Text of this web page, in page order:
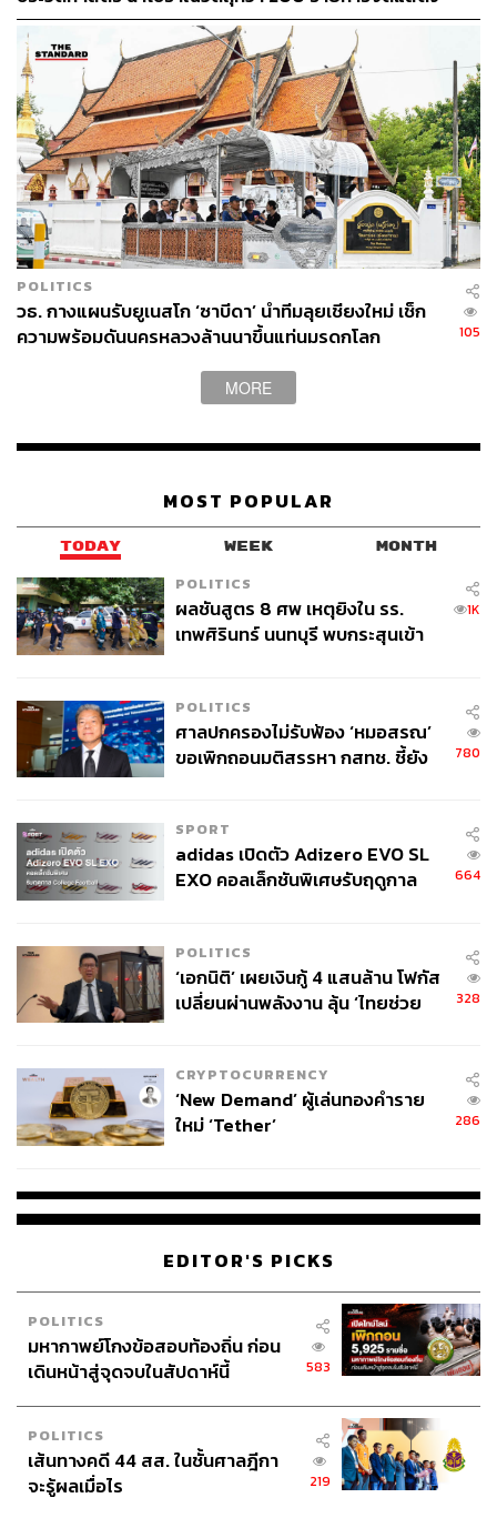
TAGS: การเมือง กรมศิลปากร
การชุมนุมทางการเมือง
มหาวิทยาลัยศิลปากร
65
THE STANDARD TEAM
กองบรรณาธิการ THE STANDARD
ชาติกล้า สำเนียงแจ่ม
STANDARD
ตั้งเป้าผู้ชม 1 แสนคน
POLITICS
วธ. กางแผนรับยูเนสโก ‘ซาบีดา’ นำทีมลุยเชียงใหม่ เช็ก
ความพร้อมดันนครหลวงล้านนาขึ้นแท่นมรดกโลก
105
MORE
MOST POPULAR
TODAY WEEK MONTH
POLITICS
ผลชันสูตร 8 ศพ เหตุยิงใน รร.
เทพศิรินทร์ นนทบุรี พบกระสุนเข้า
1K
POLITICS
ศาลปกครองไม่รับฟ้อง ‘หมอสรณ’
ขอเพิกถอนมติสรรหา กสทช. ชี้ยัง
780
SPORT
adidas เปิดตัว Adizero EVO SL
EXO คอลเล็กชันพิเศษรับฤดูกาล
664
POLITICS
‘เอกนิติ’ เผยเงินกู้ 4 แสนล้าน โฟกัส
เปลี่ยนผ่านพลังงาน ลุ้น ‘ไทยช่วย
328
CRYPTOCURRENCY
‘New Demand’ ผู้เล่นทองคำราย
ใหม่ ‘Tether’
286
EDITOR'S PICKS
POLITICS
มหากาพย์โกงข้อสอบท้องถิ่น ก่อน
เดินหน้าสู่จุดจบในสัปดาห์นี้
583
POLITICS
เส้นทางคดี 44 สส. ในชั้นศาลฎีกา
จะรู้ผลเมื่อไร
219